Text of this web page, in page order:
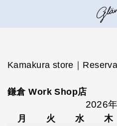
Kamakura store｜
鎌倉 Work Shop店
2026
月 火 水 木